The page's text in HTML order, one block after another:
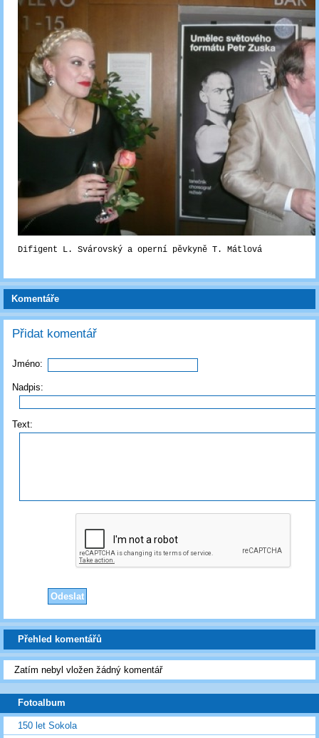
Difigent L. Svárovský a operní pěvkyně T. Mátlová
Komentáře
Přidat komentář
Jméno:
Nadpis:
Text:
Přehled komentářů
Zatím nebyl vložen žádný komentář
Fotoalbum
150 let Sokola